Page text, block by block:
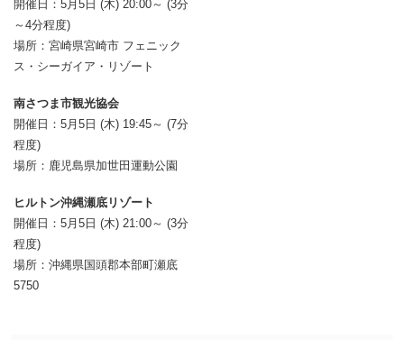
開催日：5月5日 (木) 20:00～ (3分
～4分程度)
場所：宮崎県宮崎市 フェニック
ス・シーガイア・リゾート
南さつま市観光協会
開催日：5月5日 (木) 19:45～ (7分
程度)
場所：鹿児島県加世田運動公園
ヒルトン沖縄瀬底リゾート
開催日：5月5日 (木) 21:00～ (3分
程度)
場所：沖縄県国頭郡本部町瀬底
5750